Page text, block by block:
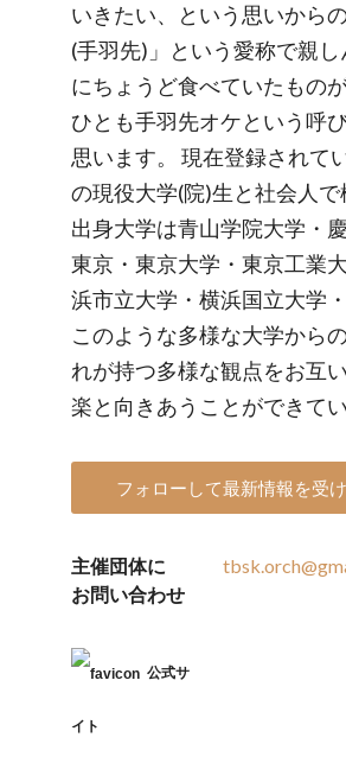
いきたい、という思いから
(手羽先)」という愛称で親
にちょうど食べていたもの
ひとも手羽先オケという呼
思います。 現在登録されて
の現役大学(院)生と社会人
出身大学は青山学院大学・
東京・東京大学・東京工業
浜市立大学・横浜国立大学
このような多様な大学から
れが持つ多様な観点をお互
楽と向きあうことができて
フォローして最新情報を受
主催団体に
お問い合わせ
公式サ
イト